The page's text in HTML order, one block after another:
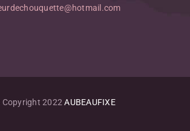
2022 AUBEAUFIXE